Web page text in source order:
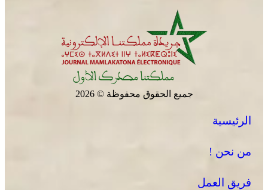
جميع الحقوق محفوظة © 2026
الرئيسية
من نحن !
فريق العمل